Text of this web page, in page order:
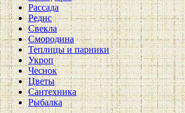
Рассада
Редис
Свекла
Смородина
Теплицы и парники
Укроп
Чеснок
Цветы
Сантехника
Рыбалка